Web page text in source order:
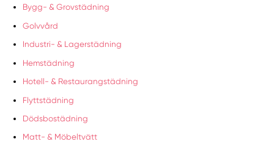
Bygg- & Grovstädning
Golvvård
Industri- & Lagerstädning
Hemstädning
Hotell- & Restaurangstädning
Flyttstädning
Dödsbostädning
Matt- & Möbeltvätt